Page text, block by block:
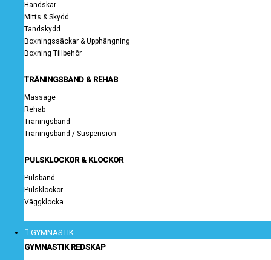
Handskar
Mitts & Skydd
Tandskydd
Boxningssäckar & Upphängning
Boxning Tillbehör
TRÄNINGSBAND & REHAB
Massage
Rehab
Träningsband
Träningsband / Suspension
PULSKLOCKOR & KLOCKOR
Pulsband
Pulsklockor
Väggklocka
GYMNASTIK
GYMNASTIK REDSKAP